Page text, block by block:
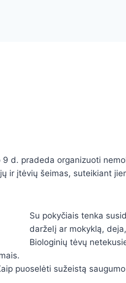
d. pradeda organizuoti
ir įtėvių šeimas, suteikiant
Su pokyčiais tenka
darželį ar mokyklą,
Biologinių tėvų
puoselėti sužeistą